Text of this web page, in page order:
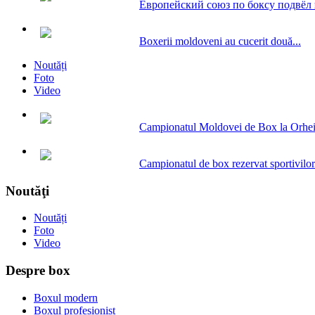
Европейский союз по боксу подвёл
Boxerii moldoveni au cucerit două...
Noutăți
Foto
Video
Campionatul Moldovei de Box la Orhei
Campionatul de box rezervat
Noutăţi
Noutăți
Foto
Video
Despre box
Boxul modern
Boxul profesionist